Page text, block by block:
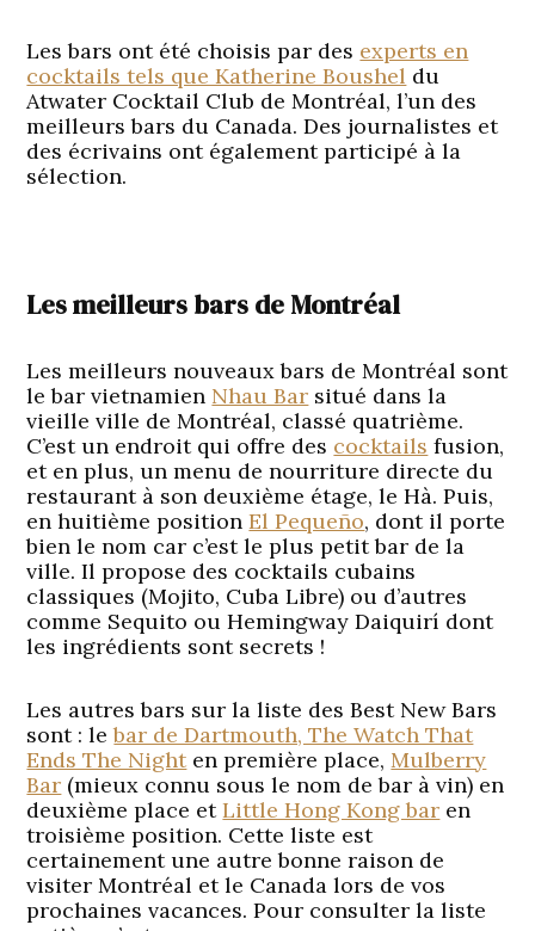
Les bars ont été choisis par des experts en
cocktails tels que Katherine Boushel du
Atwater Cocktail Club de Montréal, l’un des
meilleurs bars du Canada. Des journalistes et
des écrivains ont également participé à la
sélection.
Les meilleurs bars de Montréal
Les meilleurs nouveaux bars de Montréal sont
le bar vietnamien Nhau Bar situé dans la
vieille ville de Montréal, classé quatrième.
C’est un endroit qui offre des cocktails fusion,
et en plus, un menu de nourriture directe du
restaurant à son deuxième étage, le Hà. Puis,
en huitième positionEl Pequeño, dont il porte
bien le nom car c’est le plus petit bar de la
ville. Il propose des cocktails cubains
classiques (Mojito, Cuba Libre) ou d’autres
comme Sequito ou Hemingway Daiquirí dont
les ingrédients sont secrets !
Les autres bars sur la liste des Best New Bars
sont : lebar de Dartmouth, The Watch That
Ends The Nighten première place, Mulberry
Bar (mieux connu sous le nom de bar à vin) en
deuxième place etLittle Hong Kong bar en
troisième position. Cette liste est
certainement une autre bonne raison de
visiter Montréal et le Canada lors de vos
prochaines vacances. Pour consulter la liste